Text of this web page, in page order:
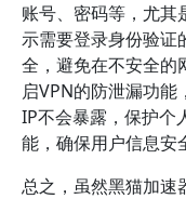
账号、密码等，尤其
示需要登录身份验证
全，避免在不安全的
启VPN的防泄漏功
IP不会暴露，保护个
能，确保用户信息安
总之，虽然黑猫加速